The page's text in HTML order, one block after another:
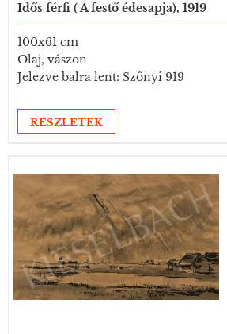
Idős férfi ( A festő édesapja), 1919
100x61 cm
Olaj, vászon
Jelezve balra lent: Szőnyi 919
RÉSZLETEK